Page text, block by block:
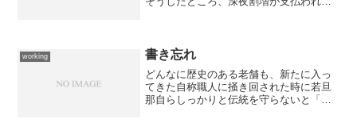
い。ただ、雇用契約書に記...
working 書き忘れ
どんなに歴史のある老舗も、新たに入っ
てきた自称職人に掻き回された時に若旦
那自らしっかりと伝統を守らないと「あ